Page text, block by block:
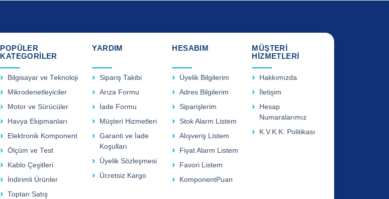
POPÜLER
KATEGORİLER
Bilgisayar ve Teknoloji
Mikrodenetleyiciler
Motor ve Sürücüler
Havya Ekipmanları
Elektronik Komponent
Ölçüm ve Test
Kablo Çeşitleri
İndirimli Ürünler
Toptan Satış
YARDIM
Sipariş Takibi
Arıza Formu
İade Formu
Müşteri Hizmetleri
Garanti ve İade
Koşulları
Üyelik Sözleşmesi
Ücretsiz Kargo
HESABIM
Üyelik Bilgilerim
Adres Bilgilerim
Siparişlerim
Stok Alarm Listem
Alışveriş Listem
Fiyat Alarm Listem
Favori Listem
KomponentPuan
MÜŞTERİ
HİZMETLERİ
Hakkımızda
İletişim
Hesap
Numaralarımız
K.V.K.K. Politikası